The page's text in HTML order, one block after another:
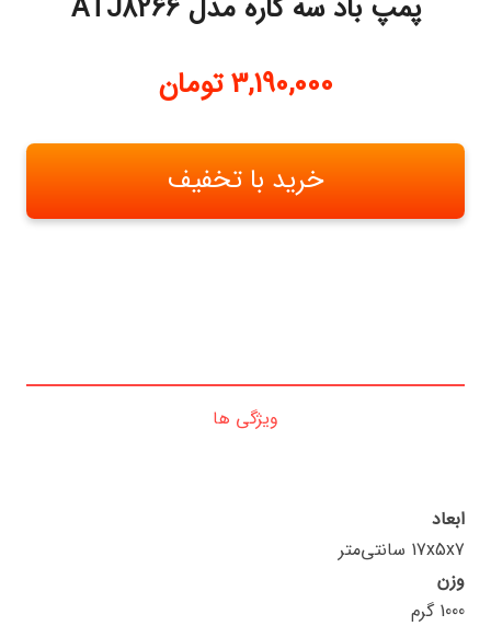
پمپ باد سه کاره مدل ATJ8266
3,190,000 تومان
خرید با تخفیف
ویژگی ها
ابعاد
17x5x7 سانتی‌متر
وزن
1000 گرم